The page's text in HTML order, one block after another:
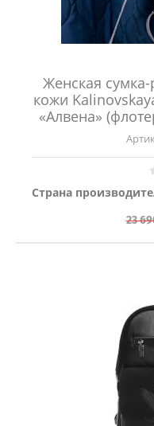
Женская
кожи
«Алвена»
Страна
23